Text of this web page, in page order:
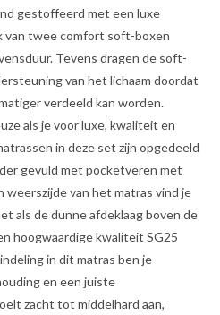
gestoffeerd met een luxe
van twee comfort soft-boxen
Tevens dragen de soft-
van het lichaam doordat
verdeeld kan worden.
als je voor luxe, kwaliteit en
in deze set zijn opgedeeld
gevuld met pocketveren met
weerszijde van het matras vind je
als de dunne afdeklaag boven de
hoogwaardige kwaliteit SG25
in dit matras ben je
en een juiste
zacht tot middelhard aan,